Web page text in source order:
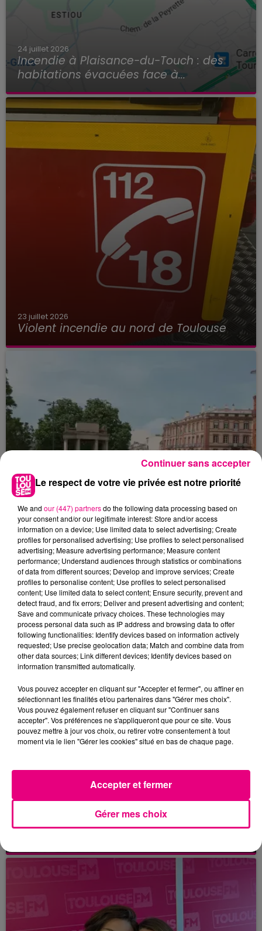
24 juillet 2026
Incendie à Plaisance-du-Touch : des
habitations évacuées face à...
23 juillet 2026
Violent incendie au nord de Toulouse
22 juillet 2026
Toulouse : circulation perturbée dans le
secteur François Verdier...
Affaire Jubillar : le procès en appel
Le respect de votre vie privée est notre priorité
We and our (447) partnersdo the following data processing based on
your consent and/or our legitimate interest: Store and/or access
information on a device; Use limited data to select advertising; Create
profiles for personalised advertising; Use profiles to select personalised
advertising; Measure advertising performance; Measure content
performance; Understand audiences through statistics or combinations
of data from different sources; Develop and improve services; Create
profiles to personalise content; Use profiles to select personalised
content; Use limited data to select content; Ensure security, prevent and
detect fraud, and fix errors; Deliver and present advertising and content;
Save and communicate privacy choices. These technologies may
process personal data such as IP address and browsing data to offer
following functionalities: Identify devices based on information actively
requested; Use precise geolocation data; Match and combine data from
other data sources; Link different devices; Identify devices based on
information transmitted automatically.
Vous pouvez accepter en cliquant sur "Accepter et fermer", ou affiner en
sélectionnant les finalités et/ou partenaires dans "Gérer mes choix".
Vous pouvez également refuser en cliquant sur "Continuer sans
accepter". Vos préférences ne s'appliqueront que pour ce site. Vous
pouvez mettre à jour vos choix, ou retirer votre consentement à tout
moment via le lien "Gérer les cookies" situé en bas de chaque page.
Gérer mes choix
Accepter et fermer
Continuer sans accepter